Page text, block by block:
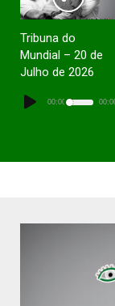
Tribuna do
Mundial – 20 de
Julho de 2026
audio 00:00 00:00